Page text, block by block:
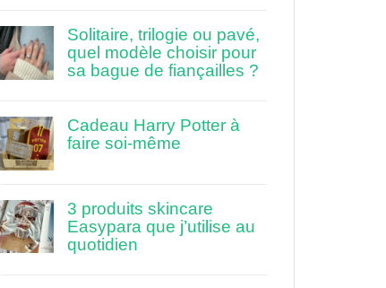
Solitaire, trilogie ou pavé,
quel modèle choisir pour
sa bague de fiançailles ?
Cadeau Harry Potter à
faire soi-même
3 produits skincare
Easypara que j’utilise au
quotidien